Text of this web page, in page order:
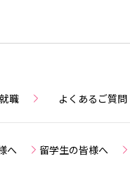
職 よくあるご質問
へ 留学生の皆様へ